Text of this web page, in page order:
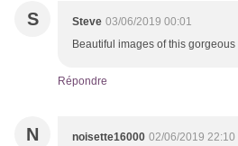
S Steve 03/06/2019 00:01
Beautiful images of this
Répondre
N noisette16000 02/06/2019 22:10